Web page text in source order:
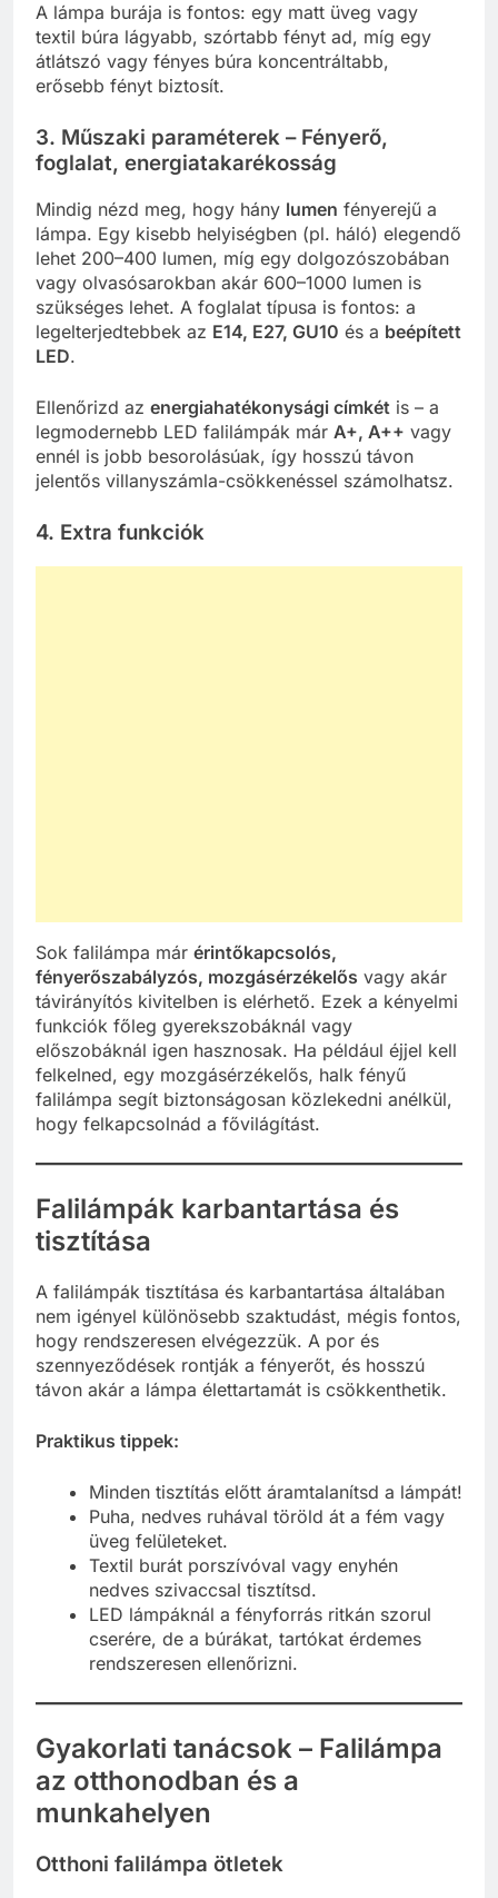
A lámpa burája is fontos: egy matt üveg vagy
textil búra lágyabb, szórtabb fényt ad, míg egy
átlátszó vagy fényes búra koncentráltabb,
erősebb fényt biztosít.
3. Műszaki paraméterek – Fényerő,
foglalat, energiatakarékosság
Mindig nézd meg, hogy hány lumen fényerejű a
lámpa. Egy kisebb helyiségben (pl. háló) elegendő
lehet 200–400 lumen, míg egy dolgozószobában
vagy olvasósarokban akár 600–1000 lumen is
szükséges lehet. A foglalat típusa is fontos: a
legelterjedtebbek az E14, E27, GU10 és a beépített
LED.
Ellenőrizd az energiahatékonysági címkét is – a
legmodernebb LED falilámpák már A+, A++ vagy
ennél is jobb besorolásúak, így hosszú távon
jelentős villanyszámla-csökkenéssel számolhatsz.
4. Extra funkciók
Sok falilámpa már érintőkapcsolós,
fényerőszabályzós, mozgásérzékelős vagy akár
távirányítós kivitelben is elérhető. Ezek a kényelmi
funkciók főleg gyerekszobáknál vagy
előszobáknál igen hasznosak. Ha például éjjel kell
felkelned, egy mozgásérzékelős, halk fényű
falilámpa segít biztonságosan közlekedni anélkül,
hogy felkapcsolnád a fővilágítást.
Falilámpák karbantartása és
tisztítása
A falilámpák tisztítása és karbantartása általában
nem igényel különösebb szaktudást, mégis fontos,
hogy rendszeresen elvégezzük. A por és
szennyeződések rontják a fényerőt, és hosszú
távon akár a lámpa élettartamát is csökkenthetik.
Praktikus tippek:
Minden tisztítás előtt áramtalanítsd a lámpát!
Puha, nedves ruhával töröld át a fém vagy
üveg felületeket.
Textil burát porszívóval vagy enyhén
nedves szivaccsal tisztítsd.
LED lámpáknál a fényforrás ritkán szorul
cserére, de a búrákat, tartókat érdemes
rendszeresen ellenőrizni.
Gyakorlati tanácsok – Falilámpa
az otthonodban és a
munkahelyen
Otthoni falilámpa ötletek